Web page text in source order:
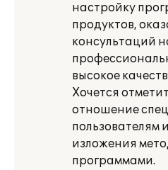
настройку
продуктов,
консультаций
высокое
Хочется
отношение
пользователям
изложения
программами.